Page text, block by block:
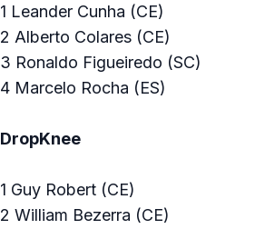
1 Leander Cunha (CE)
2 Alberto Colares (CE)
3 Ronaldo Figueiredo (SC)
4 Marcelo Rocha (ES)
DropKnee
1 Guy Robert (CE)
2 William Bezerra (CE)